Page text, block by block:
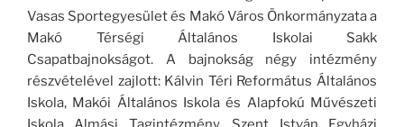
Vasas Sportegyesület és Makó Város Önkormányzata a
Makó Térségi Általános Iskolai Sakk
Csapatbajnokságot. A bajnokság négy intézmény
részvételével zajlott: Kálvin Téri Református Általános
Iskola, Makói Általános Iskola és Alapfokú Művészeti